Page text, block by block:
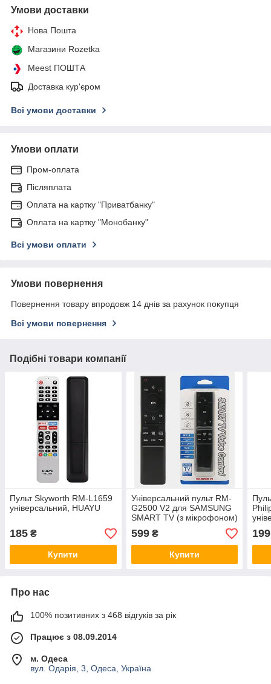
Умови доставки
Нова Пошта
Магазини Rozetka
Meest ПОШТА
Доставка кур'єром
Всі умови доставки
Умови оплати
Пром-оплата
Післяплата
Оплата на картку "Приватбанку"
Оплата на картку "Монобанку"
Всі умови оплати
Умови повернення
Повернення товару впродовж 14 днів за рахунок покупця
Всі умови повернення
Подібні товари компанії
Пульт Skyworth RM-L1659
універсальний, HUAYU
185 ₴
Купити
Універсальний пульт RM-
G2500 V2 для SAMSUNG
SMART TV (з мікрофоном)
599₴
Купити
199
Про нас
100% позитивних з 468 відгуків за рік
Працює з 08.09.2014
м. Одеса
вул. Одарія, 3, Одеса, Україна